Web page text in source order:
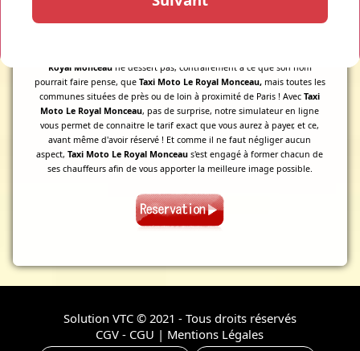
même plus, pourquoi ne pas prendre un véhicule de transport
Royal Monceaune dessert pas, contrairement à ce que son nom
pourrait faire pense, que Taxi Moto Le Royal Monceau,mais toutes les
communes situées de près ou de loin à proximité de Paris ! Avec Taxi
Moto Le Royal Monceau, pas de surprise, notre simulateur en ligne
vous permet de connaitre le tarif exact que vous aurez à payer, et ce,
avant même d'avoir réservé ! Et comme il ne faut négliger aucun
aspect, Taxi Moto Le Royal Monceau s'est engagé à former chacun de
ses chauffeurs afin de vous apporter la meilleure image possible.
Solution VTC© 2021 - Tous droits réservés
CGV - CGU | Mentions Légales